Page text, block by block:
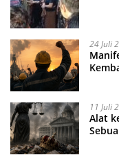
24 Juli
11 Juli
Alat